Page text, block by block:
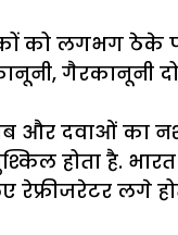
को लगभग ठेके
गैरकानूनी
और दवाओं
होता है.
लगे